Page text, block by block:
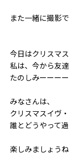
また一緒に撮影
今日はクリスマ
私は、今から友
たのしみーーーー
みなさんは、
クリスマスイヴ
誰とどうやって
楽しみましょう